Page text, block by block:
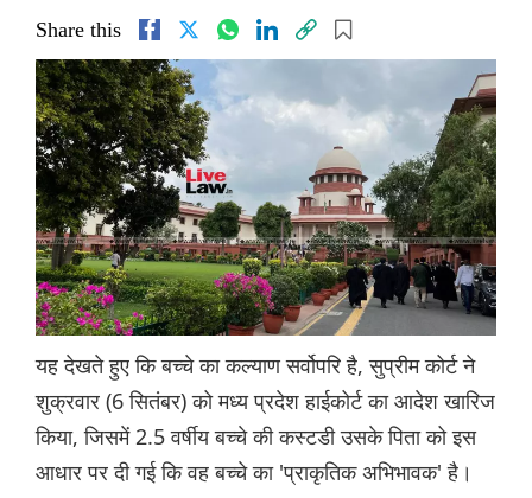
Share this
यह देखते हुए कि बच्चे का कल्याण सर्वोपरि है, सुप्रीम कोर्ट ने
शुक्रवार (6 सितंबर) को मध्य प्रदेश हाईकोर्ट का आदेश खारिज
किया, जिसमें 2.5 वर्षीय बच्चे की कस्टडी उसके पिता को इस
आधार पर दी गई कि वह बच्चे का 'प्राकृतिक अभिभावक' है।